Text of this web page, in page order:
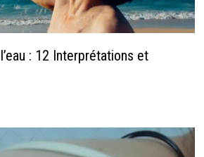
: 12 Interprétations et